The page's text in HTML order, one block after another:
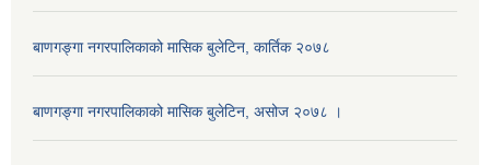
बाणगङ्गा नगरपालिकाको मासिक बुलेटिन, कार्तिक २०७८
बाणगङ्गा नगरपालिकाको मासिक बुलेटिन, असोज २०७८ ।